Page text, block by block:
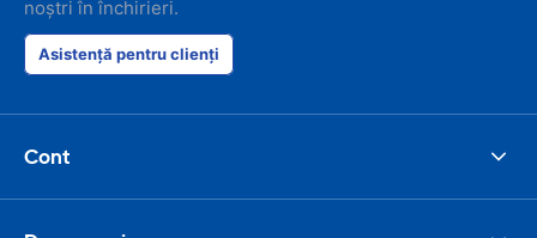
noștri în închirieri.
Asistență pentru clienți
Cont